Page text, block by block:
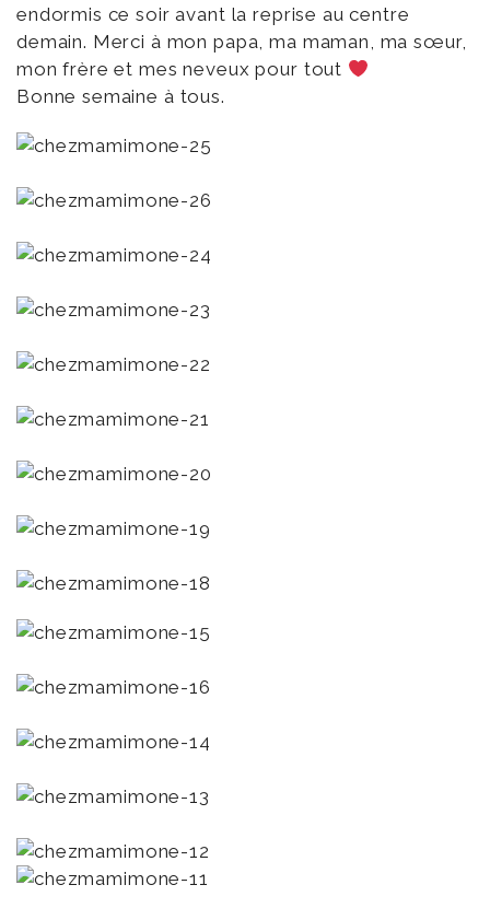
endormis ce soir avant la reprise au centre
demain. Merci à mon papa, ma maman, ma sœur,
mon frère et mes neveux pour tout
Bonne semaine à tous.